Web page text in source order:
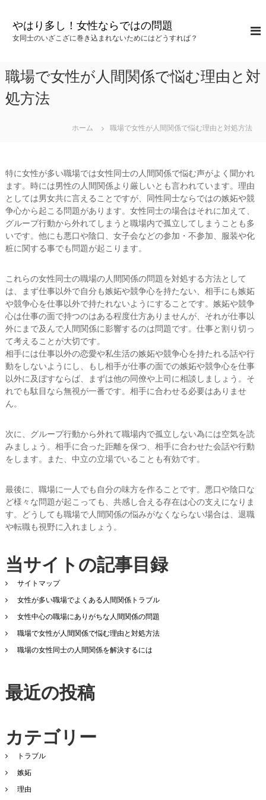
へ
ス
キ
ッ
やはり多し！女性ならではの問題
女同士のいざこざに巻き込まれないためにはどうすれば？
職場で女性が人間関係で悩む理由と対
処方法
ホーム 職場で女性が人間関係で悩む理由と対処方法
特に女性が多い職場では女性同士の人間関係で悩む声がよく聞かれ
ます。時には男性の人間関係より厳しいとも言われています。理由
としては男女共に言えることですが、同性同士ならではの嫉妬や競
争心から起こる問題があります。女性同士の場合はそれに加えて、
グループ行動から外れてしまうと職場内で孤立してしまうことも多
いです。他にも悪口や陰口、女子会などの参加・不参加、服装や化
粧に関する事でも問題が起こります。
これらの女性同士の職場の人間関係の問題を対処する方法として
は、まず仕事以外で自分も嫉妬や競争心を持たない、相手にも嫉妬
や競争心を仕事以外で持たれないようにすることです。嫉妬や競争
心は仕事の面で持つのはある程度仕方ありませんが、それが仕事以
外にまで及んで人間関係に影響するのは問題です。仕事と割り切っ
て考えることが大切です。
相手には仕事以外の恋愛や私生活の嫉妬や競争心を持たれる話や行
動をしないようにし、もし相手が仕事の面での嫉妬や競争心を仕事
以外に及ぼすならば、まずは他の同僚や上司に相談しましょう。そ
れでも駄目なら無視が一番です。相手に合わせる必要はありませ
ん。
次に、グループ行動から外れて職場内で孤立しない為には空気を読
みましょう。相手に合った距離を保つ、相手に合わせた会話や行動
をします。また、中立の立場でいることも有効です。
最後に、職場に一人でも自分の味方を作ることです。悪口や陰口な
ど様々な問題が起こっても、共感し合える存在は心の支えになりま
す。どうしても職場で人間関係の悩みがなくならない場合は、退職
や転職も視野に入れましょう。
当サイトの記事目録
サイトマップ
女性が多い職場でよくある人間関係トラブル
女性中心の職場にありがちな人間関係の問題
職場で女性が人間関係で悩む理由と対処方法
職場の女性同士の人間関係を解決するには
最近の投稿
カテゴリー
トラブル
嫉妬
理由